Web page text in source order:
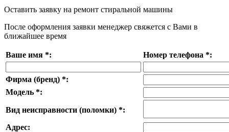
Оставить заявку на ремонт стиральной машины
После оформления заявки менеджер свяжется с Вами в
ближайшее время
Ваше имя *: Номер телефона *:
Фирма (бренд) *:
Модель *:
Вид неисправности (поломки) *:
Адрес: